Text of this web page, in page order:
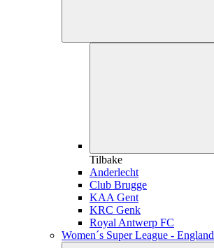
Tilbake
Anderlecht
Club Brugge
KAA Gent
KRC Genk
Royal Antwerp FC
Women´s Super League - England